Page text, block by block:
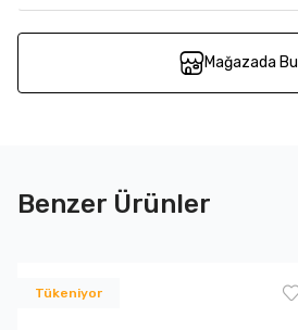
Mağazada Bul
Benzer Ürünler
Tükeniyor